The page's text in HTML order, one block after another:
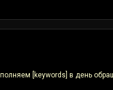
[keywords] в день